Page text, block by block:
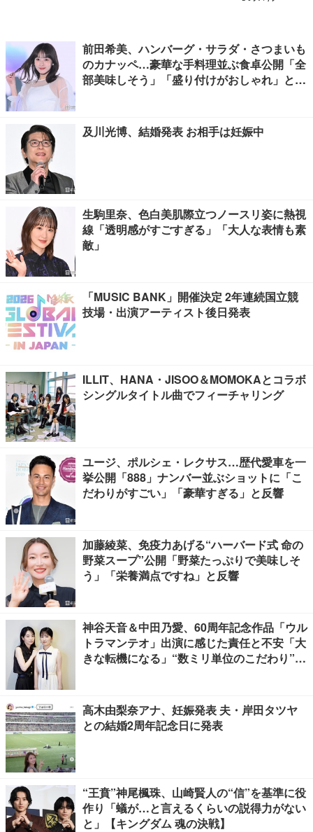
前田希美、ハンバーグ・サラダ・さつまいも
のカナッペ…豪華な手料理並ぶ食卓公開「全
部美味しそう」「盛り付けがおしゃれ」と絶
及川光博、結婚発表 お相手は妊娠中
生駒里奈、色白美肌際立つノースリ姿に熱視
線「透明感がすごすぎる」「大人な表情も素
敵」
「MUSIC BANK」開催決定 2年連続国立競
技場・出演アーティスト後日発表
ILLIT、HANA・JISOO＆MOMOKAとコラボ
シングルタイトル曲でフィーチャリング
ユージ、ポルシェ・レクサス…歴代愛車を一
挙公開「888」ナンバー並ぶショットに「こ
だわりがすごい」「豪華すぎる」と反響
加藤綾菜、免疫力あげる“ハーバード式 命の
野菜スープ”公開「野菜たっぷりで美味しそ
う」「栄養満点ですね」と反響
神谷天音＆中田乃愛、60周年記念作品「ウル
トラマンテオ」出演に感じた責任と不安「大
きな転機になる」“数ミリ単位のこだわり”特
高木由梨奈アナ、妊娠発表 夫・岸田タツヤ
との結婚2周年記念日に発表
“王賁”神尾楓珠、山崎賢人の“信”を基準に役
作り「蟻が…と言えるくらいの説得力がない
と」【キングダム 魂の決戦】